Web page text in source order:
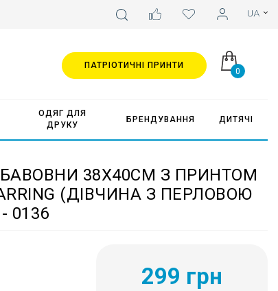
0
ОДЯГ ДЛЯ
ДРУКУ
БРЕНДУВАННЯ ДИТЯЧІ
ПАТРІОТИЧНІ ПРИНТИ
38Х40СМ З ПРИНТОМ
(ДІВЧИНА З ПЕРЛОВОЮ
0136
299 грн